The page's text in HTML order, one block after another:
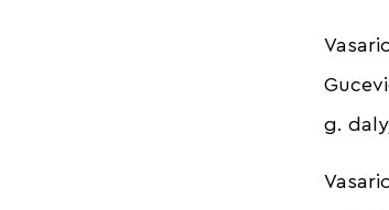
g.